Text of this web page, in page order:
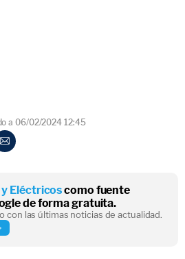
a 06/02/2024 12:45
Eléctricoscomo fuente
de forma gratuita.
con las últimas noticias de actualidad.